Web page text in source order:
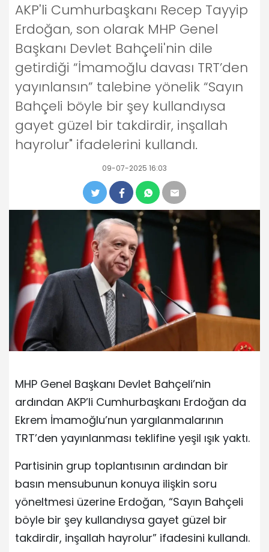
AKP'li Cumhurbaşkanı Recep Tayyip
Erdoğan, son olarak MHP Genel
Başkanı Devlet Bahçeli'nin dile
getirdiği “İmamoğlu davası TRT’den
yayınlansın” talebine yönelik “Sayın
Bahçeli böyle bir şey kullandıysa
gayet güzel bir takdirdir, inşallah
hayrolur" ifadelerini kullandı.
09-07-2025 16:03
MHP Genel Başkanı Devlet Bahçeli’nin
ardından AKP’li Cumhurbaşkanı Erdoğan da
Ekrem İmamoğlu’nun yargılanmalarının
TRT’den yayınlanması teklifine yeşil ışık yaktı.
Partisinin grup toplantısının ardından bir
basın mensubunun konuya ilişkin soru
yöneltmesi üzerine Erdoğan, “Sayın Bahçeli
böyle bir şey kullandıysa gayet güzel bir
takdirdir, inşallah hayrolur” ifadesini kullandı.